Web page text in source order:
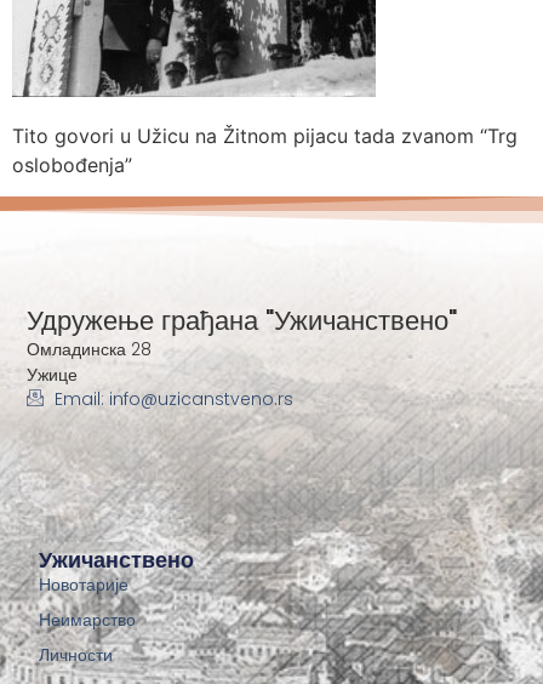
Tito govori u Užicu na Žitnom pijacu tada zvanom “Trg
oslobođenja”
Ужичанствено
Новотарије
Неимарство
Личности
Удружење грађана "Ужичанствено"
Омладинска 28
Ужице
Email: info@uzicanstveno.rs